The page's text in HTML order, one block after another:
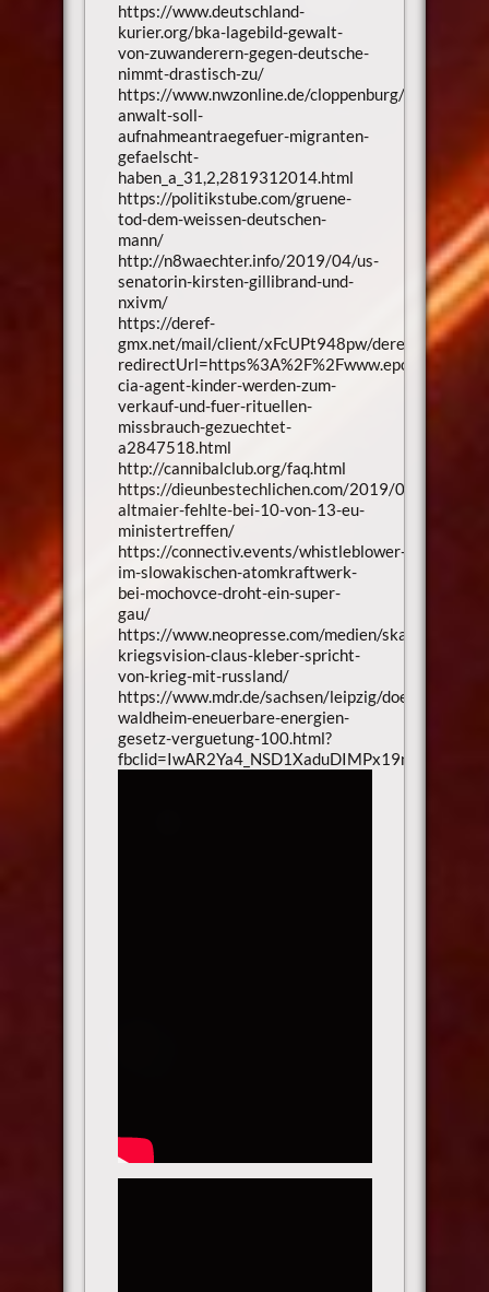
https://www.deutschland-
kurier.org/bka-lagebild-gewalt-
von-zuwanderern-gegen-deutsche-
nimmt-drastisch-zu/
https://www.nwzonline.de/cloppenburg/
anwalt-soll-
aufnahmeantraegefuer-migranten-
gefaelscht-
haben_a_31,2,2819312014.html
https://politikstube.com/gruene-
tod-dem-weissen-deutschen-
mann/
http://n8waechter.info/2019/04/us-
senatorin-kirsten-gillibrand-und-
nxivm/
https://deref-
gmx.net/mail/client/xFcUPt948pw/dereferrer/?
cia-agent-kinder-werden-zum-
verkauf-und-fuer-rituellen-
missbrauch-gezuechtet-
a2847518.html
http://cannibalclub.org/faq.html
https://dieunbestechlichen.com/2019/04/bericht-
altmaier-fehlte-bei-10-von-13-eu-
ministertreffen/
https://connectiv.events/whistleblower-
im-slowakischen-atomkraftwerk-
bei-mochovce-droht-ein-super-
gau/
https://www.neopresse.com/medien/skandal-
kriegsvision-claus-kleber-spricht-
von-krieg-mit-russland/
https://www.mdr.de/sachsen/leipzig/doebeln/
waldheim-eneuerbare-energien-
gesetz-verguetung-100.html?